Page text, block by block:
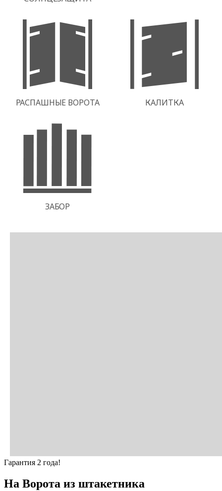
Гарантия 2 года!
На Ворота из штакетника